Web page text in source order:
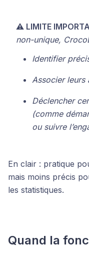
⚠️ LIMITE
non-unique,
Identifier
Associer leurs
Déclencher
(comme
ou suivre
En clair : pratique
mais moins précis
les statistiques.
Quand la